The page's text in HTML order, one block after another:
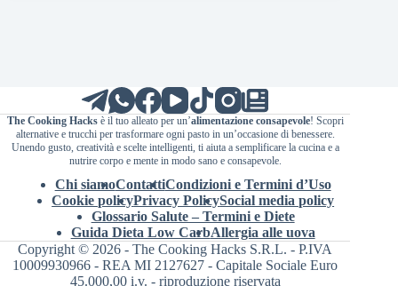
The Cooking Hacksè il tuo alleato per un’alimentazione consapevole! Scopri
alternative e trucchi per trasformare ogni pasto in un’occasione di benessere.
Unendo gusto, creatività e scelte intelligenti, ti aiuta a semplificare la cucina e a
nutrire corpo e mente in modo sano e consapevole.
Chi siamoContattiCondizioni e Termini d’Uso
Cookie policyPrivacy PolicySocial media policy
Glossario Salute – Termini e Diete
Guida Dieta Low CarbAllergia alle uova
Copyright © 2026 - The Cooking Hacks S.R.L. - P.IVA
10009930966 - REA MI 2127627 - Capitale Sociale Euro
45.000,00 i.v. - riproduzione riservata